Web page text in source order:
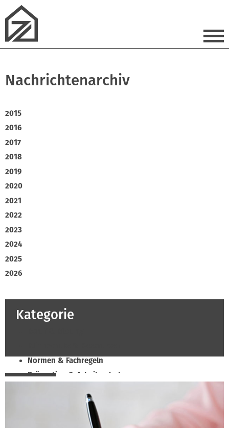
Nachrichtenarchiv
2015
2016
2017
2018
2019
2020
2021
2022
2023
2024
2025
2026
Kategorie
Normen & Fachregeln
Prävention & Arbeitsschutz
Soziales & Tarifpolitik
Verband & Innungen